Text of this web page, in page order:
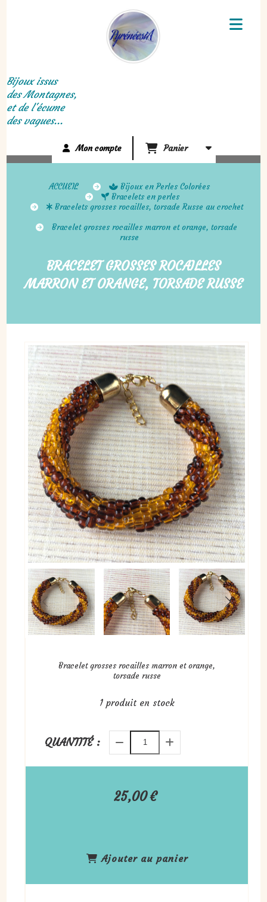
Bijoux issus
des Montagnes,
et de l'écume
des vagues...
Mon compte Panier
ACCUEIL
Bijoux en Perles Colorées
Bracelets en perles
Bracelets grosses rocailles, torsade Russe au crochet
Bracelet grosses rocailles marron et orange, torsade
russe
BRACELET GROSSES ROCAILLES
MARRON ET ORANGE, TORSADE RUSSE
Bracelet grosses rocailles marron et orange,
torsade russe
25,00€
1produit en stock
QUANTITÉ :
Ajouter au panier